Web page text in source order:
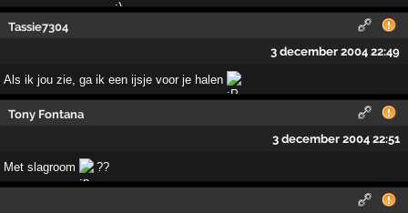
Tassie7304
3 december 2004 22:49
Als ik jou zie, ga ik een ijsje voor je halen
Tony Fontana
3 december 2004 22:51
Met slagroom ??